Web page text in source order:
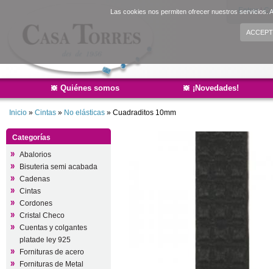
Las cookies nos permiten ofrecer nuestros servicios.
ACCEPT
Entrar|
Quiénes somos ¡Novedades!
Inicio » Cintas » No elásticas » Cuadraditos 10mm
Categorías
Abalorios
Bisuteria semi acabada
Cadenas
Cintas
Cordones
Cristal Checo
Cuentas y colgantes
platade ley 925
Fornituras de acero
Fornituras de Metal